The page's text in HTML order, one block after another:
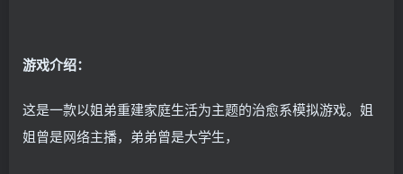
游戏介绍：
这是一款以姐弟重建家庭生活为主题的治愈系模拟游戏。姐
姐曾是网络主播，弟弟曾是大学生，